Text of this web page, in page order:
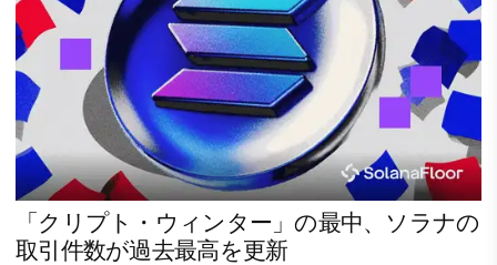
「クリプト・ウィンター」の最中、ソラナの
取引件数が過去最高を更新